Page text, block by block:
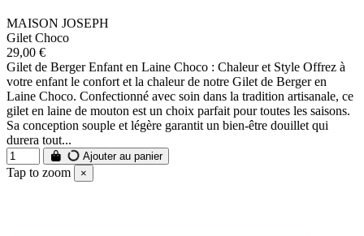
MAISON JOSEPH
Gilet Choco
29,00 €
Gilet de Berger Enfant en Laine Choco : Chaleur et Style Offrez à
votre enfant le confort et la chaleur de notre Gilet de Berger en
Laine Choco. Confectionné avec soin dans la tradition artisanale, ce
gilet en laine de mouton est un choix parfait pour toutes les saisons.
Sa conception souple et légère garantit un bien-être douillet qui
durera tout...
Ajouter au panier
Tap to zoom ×